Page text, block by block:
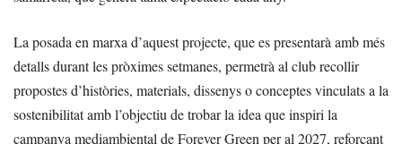
La posada en marxa d’aquest projecte, que es presentarà amb més
detalls durant les pròximes setmanes, permetrà al club recollir
propostes d’històries, materials, dissenys o conceptes vinculats a la
sostenibilitat amb l’objectiu de trobar la idea que inspiri la
campanya mediambiental de Forever Green per al 2027, reforçant